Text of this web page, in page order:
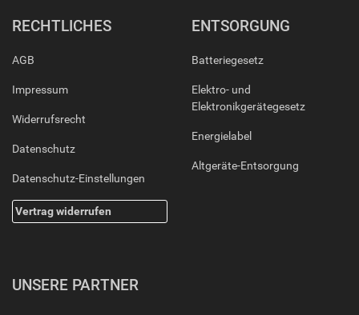
RECHTLICHES
AGB
Impressum
Widerrufsrecht
Datenschutz
Datenschutz-Einstellungen
Vertrag widerrufen
ENTSORGUNG
Batteriegesetz
Elektro- und
Elektronikgerätegesetz
Energielabel
Altgeräte-Entsorgung
UNSERE PARTNER